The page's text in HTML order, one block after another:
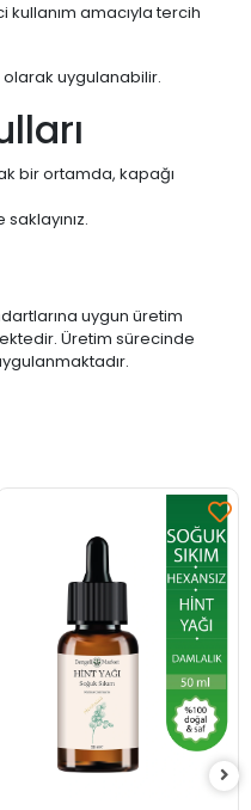
kullanım amacıyla tercih
olarak uygulanabilir.
bir ortamda, kapağı
uygun üretim
Üretim sürecinde